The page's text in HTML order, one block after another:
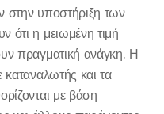
στην υποστήριξη των
ότι η μειωμένη τιμή
πραγματική ανάγκη. Η
καταναλωτής και τα
με βάση